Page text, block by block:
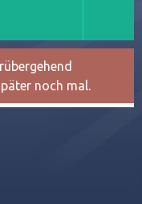
noch mal.